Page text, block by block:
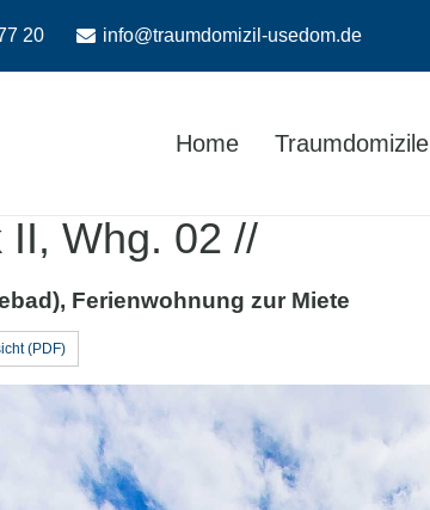
20 info@traumdomizil-usedom.de
Home Traumdomizile
II, Whg. 02 //
Ferienwohnung zur Miete
(PDF)